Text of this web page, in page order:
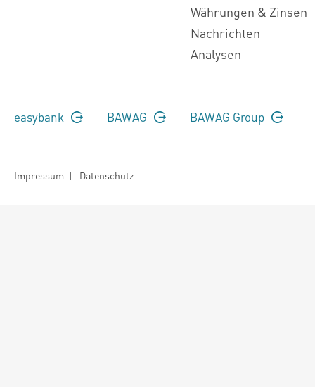
Währungen & Zinsen
Nachrichten
Analysen
easybank BAWAG BAWAG Group
Impressum | Datenschutz